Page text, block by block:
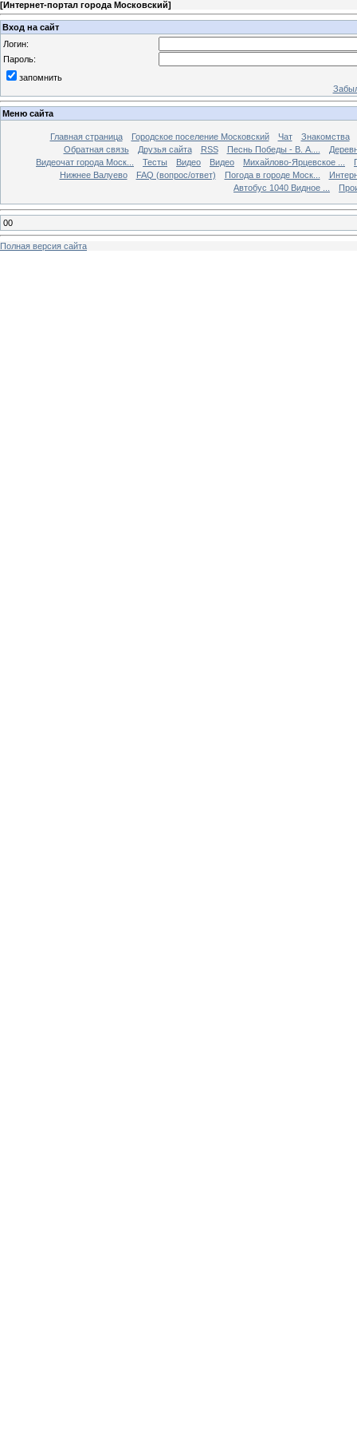
[Интернет-портал города Московский]
Вход на сайт
Логин:
Пароль:
запомнить
Меню сайта
Главная страница Городское поселение Московский Чат
Знакомства
Обратная связь
Друзья сайта RSS Песнь Победы - В. А....
Видеочат города Моск...
Тесты Видео Видео Михайлово-Ярцевское ...
Нижнее Валуево
FAQ (вопрос/ответ) Погода в городе Моск...
Автобус 1040 Видное ...
00
Полная версия сайта